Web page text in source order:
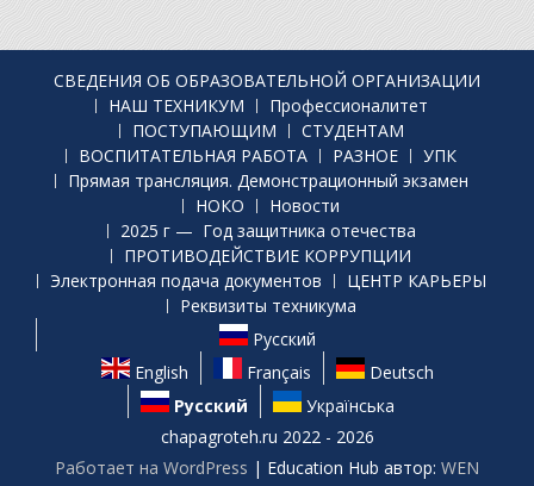
СВЕДЕНИЯ ОБ ОБРАЗОВАТЕЛЬНОЙ ОРГАНИЗАЦИИ
НАШ ТЕХНИКУМ
Профессионалитет
ПОСТУПАЮЩИМ
СТУДЕНТАМ
ВОСПИТАТЕЛЬНАЯ РАБОТА
РАЗНОЕ
УПК
Прямая трансляция. Демонстрационный экзамен
НОКО
Новости
2025 г — Год защитника отечества
ПРОТИВОДЕЙСТВИЕ КОРРУПЦИИ
Электронная подача документов
ЦЕНТР КАРЬЕРЫ
Реквизиты техникума
Русский
English
Français
Deutsch
Русский
Українська
chapagroteh.ru 2022 - 2026
Работает на WordPress | Education Hub автор: WEN